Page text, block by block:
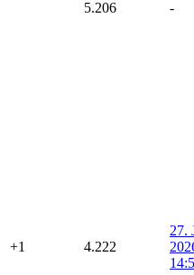
5.206 -
+1 4.222
27.